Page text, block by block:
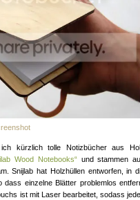
kürzlich tolle Notizbücher aus
Wood Notebooks“und stammen
Snijlab hat Holzhüllen entworfen, in
einzelne Blätter problemlos
ist mit Laser bearbeitet, sodass